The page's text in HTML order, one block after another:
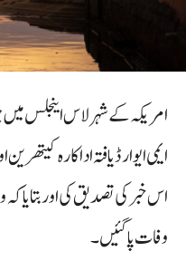
امریکہ کے شہر لاس اینجلس
ایمی ایوارڈ یافتہ اداکارہ
وفات پا گئیں۔